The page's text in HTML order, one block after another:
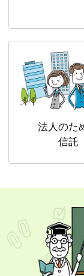
法人のた
信託